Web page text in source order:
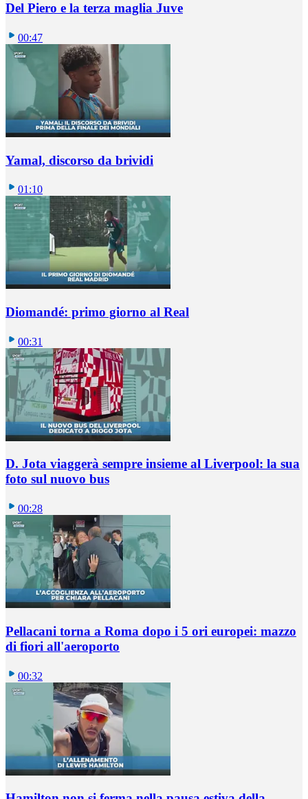
Del Piero e la terza maglia Juve
00:47
Yamal, discorso da brividi
01:10
Diomandé: primo giorno al Real
00:31
D. Jota viaggerà sempre insieme al Liverpool: la sua
foto sul nuovo bus
00:28
Pellacani torna a Roma dopo i 5 ori europei: mazzo
di fiori all'aeroporto
00:32